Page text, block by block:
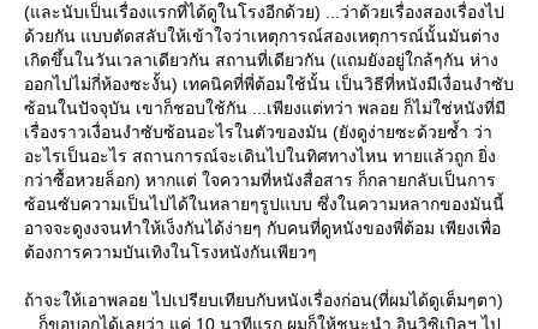
(และนับเป็นเรื่องแรกที่ได้ดูในโรงอีกด้วย) ...ว่าด้วยเรื่องสองเรื่องไป
ด้วยกัน แบบตัดสลับให้เข้าใจว่าเหตุการณ์สองเหตุการณ์นั้นมันต่าง
เกิดขึ้นในวันเวลาเดียวกัน สถานที่เดียวกัน (แถมยังอยู่ใกล้ๆกัน ห่าง
ออกไปไม่กี่ห้องซะงั้น) เทคนิคที่พี่ต้อมใช้นั้น เป็นวิธีที่หนังมีเงื่อนงำซับ
ซ้อนในปัจจุบัน เขาก็ชอบใช้กัน ...เพียงแต่ทว่า พลอย ก็ไม่ใช่หนังที่มี
เรื่องราวเงื่อนงำซับซ้อนอะไรในตัวของมัน (ยังดูง่ายซะด้วยซ้ำ ว่า
อะไรเป็นอะไร สถานการณ์จะเดินไปในทิศทางไหน ทายแล้วถูก ยิ่ง
กว่าซื้อหวยล็อก) หากแต่ ใจความที่หนังสื่อสาร ก็กลายกลับเป็นการ
ซ้อนซับความเป็นไปได้ในหลายๆรูปแบบ ซึ่งในความหลากของมันนี้
อาจจะดูงงจนทำให้เง็งกันได้ง่ายๆ กับคนที่ดูหนังของพี่ต้อม เพียงเพื่อ
ต้องการความบันเทิงในโรงหนังกันเพียวๆ
ถ้าจะให้เอาพลอย ไปเปรียบเทียบกับหนังเรื่องก่อน(ที่ผมได้ดูเต็มๆตา)
...ก็ขอบอกได้เลยว่า แค่ 10 นาทีแรก ผมก็ให้ชนะนำ อินวิซิเบิลฯ ไป